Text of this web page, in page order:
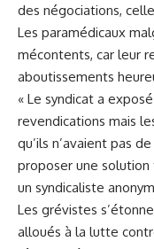
des négociations,
Les paramédicaux
mécontents, car leur
aboutissements
« Le syndicat a
revendications mais
qu’ils n’avaient pas
proposer une solution
un syndicaliste
Les grévistes
alloués à la lutte